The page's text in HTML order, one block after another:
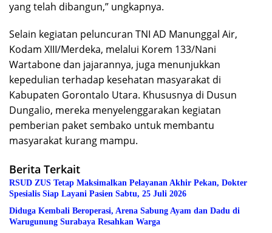
yang telah dibangun,” ungkapnya.
Selain kegiatan peluncuran TNI AD Manunggal Air,
Kodam XIII/Merdeka, melalui Korem 133/Nani
Wartabone dan jajarannya, juga menunjukkan
kepedulian terhadap kesehatan masyarakat di
Kabupaten Gorontalo Utara. Khususnya di Dusun
Dungalio, mereka menyelenggarakan kegiatan
pemberian paket sembako untuk membantu
masyarakat kurang mampu.
Berita Terkait
RSUD ZUS Tetap Maksimalkan Pelayanan Akhir Pekan, Dokter
Spesialis Siap Layani Pasien Sabtu, 25 Juli 2026
Diduga Kembali Beroperasi, Arena Sabung Ayam dan Dadu di
Warugunung Surabaya Resahkan Warga